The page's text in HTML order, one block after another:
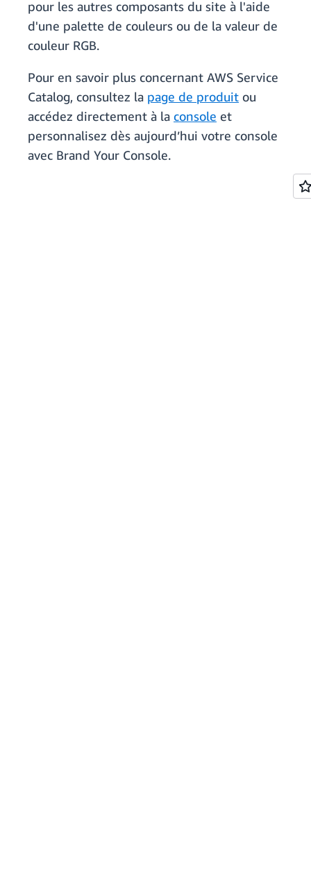
pour les autres composants du site à l'aide
d'une palette de couleurs ou de la valeur de
couleur RGB.
Pour en savoir plus concernant AWS Service
Catalog, consultez la page de produit ou
accédez directement à la console et
personnalisez dès aujourd’hui votre console
avec Brand Your Console.